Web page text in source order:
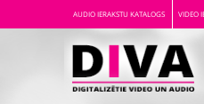
AUDIO IERAKSTU KATALOGS VIDEO